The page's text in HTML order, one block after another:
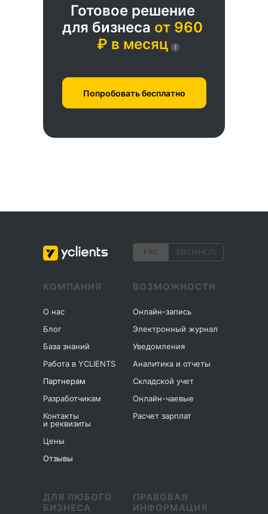
Готовое решение
для бизнеса от 960
₽ в месяц
Попробовать бесплатно
КОМПАНИЯ ВОЗМОЖНОСТИ
ПРАВОВАЯ
ИНФОРМАЦИЯ
ДЛЯ ЛЮБОГО
БИЗНЕСА
Онлайн-запись
Электронный журнал
Уведомления
Аналитика и отчеты
Складской учет
Расчет зарплат
Онлайн-чаевые
О нас
Блог
База знаний
Работа в YCLIENTS
Разработчикам
Контакты
и реквизиты
Цены
Партнерам
Отзывы
РУС ENG(АНГЛ)